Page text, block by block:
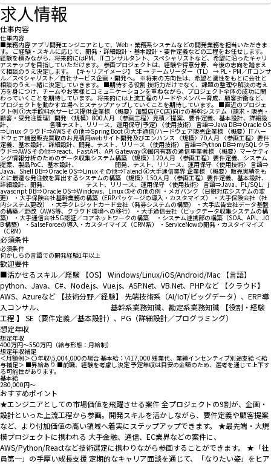
求人情報
仕事内容
仕事内容
■業務内容 アプリ開発エンジニアとして、Web・業務系システムなどの開発業務を担当いただきま
す。 ご経験・スキルに応じて、開発・詳細設計・基本設計・要件定義などの工程をお任せします。
経験を積みながら、将来的にはPM、ITコンサルタント、スペシャリストなど、希望に沿ったキャリ
アステップを目指していただけます。 参画プロジェクトは、経験や得意分野、今後の志向を踏まえ
て相談のうえ決定します。 【キャリアイメージ】 SE → チームリーダー（TL） → PL・PM／ITコンサ
ル／スペシャリスト／自社サービス企画・開発へ。 ※将来の方向性は、希望と適性をもとに会社と
相談のうえ一緒に決定していきます。 ■期待する役割 技術力だけでなく、課題の整理や解決の考え
方を身につけ、チームやお客様とコミュニケーションを重ねながら、プロジェクト全体の成功に関
わっていくことを期待しています。 将来的には上流工程のリードやメンバー育成、顧客折衝など、
プロジェクトを動かす立場へとステップアップしていくことを期待しています。 ■直近のプロジェ
クト例 ①大手飲料水サービス提供企業様 〈概要〉加盟店(FC店)向けの基幹システム（請求・販売・
顧客・受発注管理）開発 〈規模〉800人月 〈参画工程〉見積／提案、要件定義、基本設計、詳細設
計、 各種テスト、リリース、運用保守(予定) 〈使用技術〉 言語⇒Java DB⇒Oracle OS
⇒Linux クラウド⇒AWS その他⇒Spring Boot ②大手通信/ハードウェア販売企業様 〈概要〉ITハー
ドウェア機器販売買取のお見積用webサイト開発及びエンハンス 〈規模〉70人月 〈参画工程〉要件
定義、基本設計、詳細設計、開発、テスト、リリース 〈使用技術〉 言語⇒Python DB⇒mySQL クラ
ウド⇒AWS その他⇒react、FastAPI、API Gateway ③国内有数の通信事業者様 〈概要〉マーケティ
ング情報分析のためのデータ収集システム構築 〈規模〉120人月 〈参画工程〉要件定義、システム
提案、製品PoC、基本設計、 開発、テスト、リリース、運用保守 〈使用技術〉 言語⇒
Java、Shell DB⇒Oracle OS⇒Linux その他⇒Talend ④大手通信業界 企業様 〈概要〉販売実績をも
とに最適な発注数を算出するシステムの構築 〈規模〉150人月 〈参画工程〉要件定義、基本設計、
詳細設計、開発、 テスト、リリース、運用保守 〈使用技術〉 言語⇒Java、PL/SQL、j
avascript DB⇒Oracle OS⇒Windows、Linux ⑤その他の例 ・メガバンク（日銀対応システムの変
更） ・大手保険会社基幹業務の構築（ERPパッケージの導入・カスタマイズ） ・大手保険会社（社
内システム更改） ・大手クレジットカード会社（発券システムの構築） ・大手広告会社データ基盤
の構築／更改（AWS等、クラウド環境への移行） ・大手通信会社（ビックデータ収集システムの構
築） ・大手通信会社5G認証／コアネットワークの構築 ・システム連携部の構築（SOA、API、JO
B 構築） ・SalseForceの導入・カスタイマイズ（CRM系） ・ServiceNowの開発・カスタイマイズ
（CRM）
必須条件
必須条件
何かしらの言語での開発経験1年以上
歓迎要件
■活かせるスキル／経験 【OS】 Windows/Linux/iOS/Android/Mac 【言語】
python、Java、C#、Node.js、Vue.js、ASP.Net、VB.Net、PHPなど 【クラウド】
AWS、Azureなど 【技術分野／経験】 先端技術系（AI/IoT/ビッグデータ）、ERP導
入コンサル、 基幹系業務知識、勘定系業務知識 【役割・経験
工程 】 SE（要件定義／基本設計）、PG（詳細設計／プログラミング）
想定年収
想定年収
400万円〜550万円（給与形態：月給制）
想定年収補足
＜月額例＞ 〇年収\5,004,000の場合 基本給：\417,000 残業代、業績インセンティブ別途支給 ＜給
与補足＞ ■昇給あり ■前職、経験を考慮し決定 予定年収は目安の金額のため、選考を通じて上下す
る可能性があります。
基本給
280,000円〜
おすすめポイント
★エンジニアとしての市場価値を飛躍させる案件 全プロジェクトの9割が、企画・
設計といった上流工程から参画。開発スキルを活かしながら、要件定義や顧客提案
など、より付加価値の高い領域へ着実にステップアップできます。 ★最先端・大規
模プロジェクトに携われる 大手金融、通信、EC業界などの案件に、
AWS/Python/Reactなど技術選定に携わりながら参画することができます。 ★「社
員第一」の手厚い成長支援 定期的なキャリア面談を通じて、「なりたい姿」をヒア